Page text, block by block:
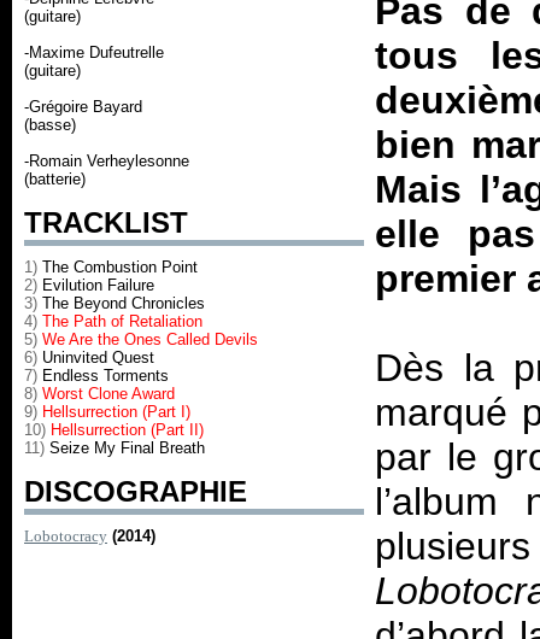
(guitare)
-Maxime Dufeutrelle
(guitare)
-Grégoire Bayard
(basse)
-Romain Verheylesonne
(batterie)
TRACKLIST
1) The Combustion Point
2) Evilution Failure
3) The Beyond Chronicles
4) The Path of Retaliation
5) We Are the Ones Called Devils
6) Uninvited Quest
7) Endless Torments
8) Worst Clone Award
9) Hellsurrection (Part I)
10) Hellsurrection (Part II)
11) Seize My Final Breath
DISCOGRAPHIE
Lobotocracy (2014)
Pas de
tous
bien
Mais
elle
premier
Dès la
marqué
par le
l’album